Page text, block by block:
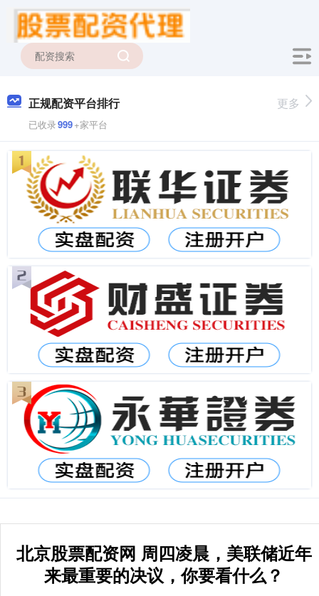
正规配资平台排行
已收录999+家平台
更多
北京股票配资网 周四凌晨，美联储近年
来最重要的决议，你要看什么？